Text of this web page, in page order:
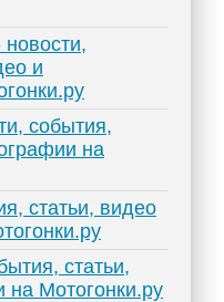
и
события,
на
статьи, видео
статьи,
Мотогонки.ру